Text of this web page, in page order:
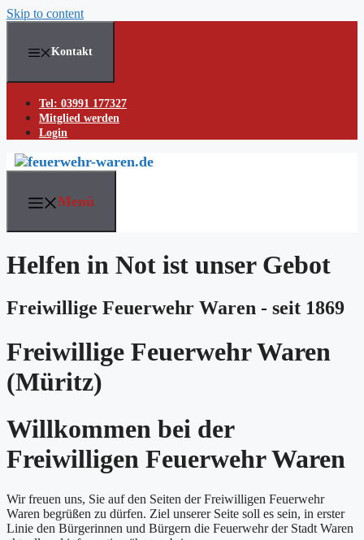
Skip to content
Kontakt
Tel: 03991 177327
Mitglied werden
Login
Menü
Helfen in Not ist unser Gebot
Freiwillige Feuerwehr Waren - seit 1869
Freiwillige Feuerwehr Waren
(Müritz)
Willkommen bei der
Freiwilligen Feuerwehr Waren
Wir freuen uns, Sie auf den Seiten der Freiwilligen Feuerwehr
Waren begrüßen zu dürfen. Ziel unserer Seite soll es sein, in erster
Linie den Bürgerinnen und Bürgern die Feuerwehr der Stadt Waren